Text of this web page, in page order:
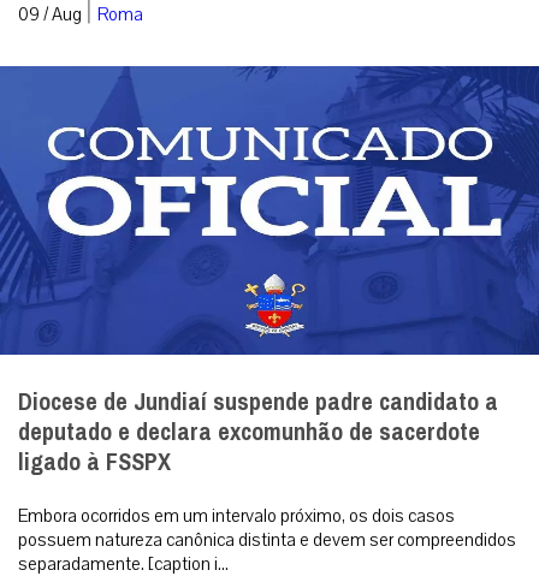
09 / Aug | Roma
Diocese de Jundiaí suspende padre candidato a
deputado e declara excomunhão de sacerdote
ligado à FSSPX
Embora ocorridos em um intervalo próximo, os dois casos
possuem natureza canônica distinta e devem ser compreendidos
separadamente. [caption i...